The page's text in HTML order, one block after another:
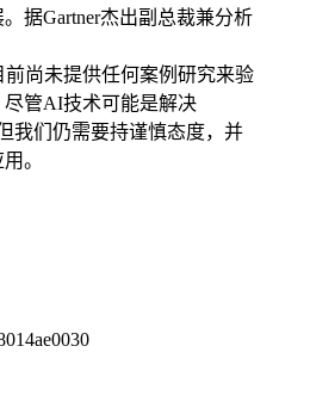
据Gartner杰出副总裁兼分析
前尚未提供任何案例研究来验
管AI技术可能是解决
我们仍需要持谨慎态度，并
。